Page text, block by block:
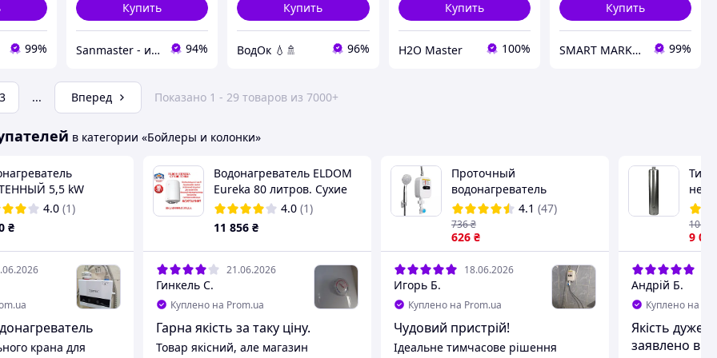
99%
Купить
Sanmaster - интернет-магазин сантехники 94%
Купить
ВодОк 💧🚿 96%
Купить
H2O Master 100%
Купить
SMART MARKET 99%
3 ... Вперед Показано 1 - 29 товаров из 7000+
в категории «Бойлеры и колонки»
5,5 kW
с
(со шлангом и
без вилки)
4.0 (1)
₴
крана для
Водонагреватель ELDOM
Eureka 80 литров. Сухие
тэны! Болгария!
4.0 (1)
11 856 ₴
21.06.2026
Гинкель С.
Куплено на Prom.ua
Гарна якість за таку ціну.
Товар якісний, але магазин
Проточный
водонагреватель
Delimano RX-021 с душем
и экраном HP227
4.1 (47)
626 ₴
736₴
18.06.2026
Игорь Б.
Куплено на Prom.ua
Чудовий пристрій!
Ідеальне тимчасове рішення
9 099
10
Андрій Б.
Куплено на
Якість дуже
заявлено